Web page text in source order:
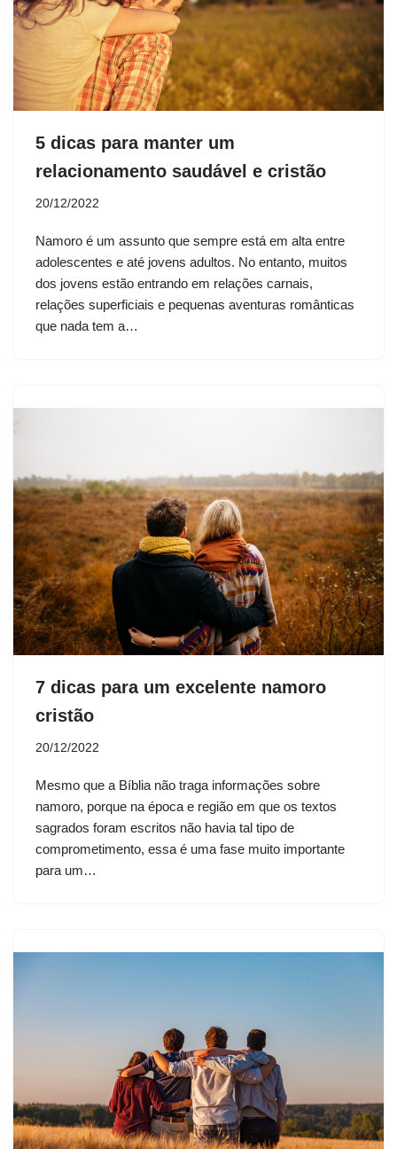
5 dicas para manter um
relacionamento saudável e cristão
20/12/2022
Namoro é um assunto que sempre está em alta entre
adolescentes e até jovens adultos. No entanto, muitos
dos jovens estão entrando em relações carnais,
relações superficiais e pequenas aventuras românticas
que nada tem a…
7 dicas para um excelente namoro
cristão
20/12/2022
Mesmo que a Bíblia não traga informações sobre
namoro, porque na época e região em que os textos
sagrados foram escritos não havia tal tipo de
comprometimento, essa é uma fase muito importante
para um…